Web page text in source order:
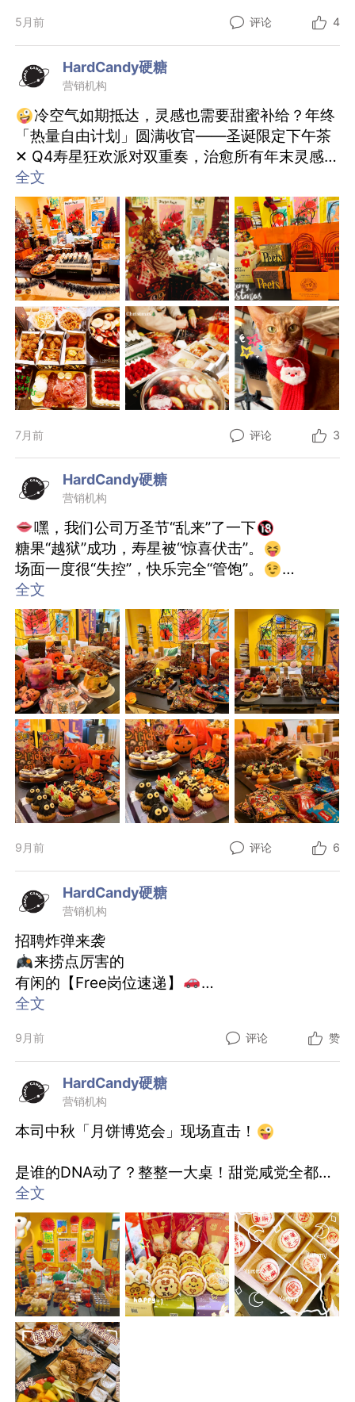
银行卡的余额……嗯，这个得狠狠增值！
5月前 评论 4
HardCandy硬糖
营销机构
冷空气如期抵达，灵感也需要甜蜜补给？年终
「热量自由计划」圆满收官——圣诞限定下午茶
✕ Q4寿星狂欢派对双重奏，治愈所有年末灵感倦
意！
圣诞特调角｜现煮热红酒
香料与果香在锅中缓缓交融，腾起冬日独有的氤
氲芬芳，一杯暖手更暖心，收获满场喜爱。
法兰西奶酪精选拼盘
布里／孔泰／蓝纹，缀以西班牙火腿与萨拉米
——咸香绵密，与热红酒组成这个冬天最迷人的
搭配。
缤纷点心桌
琳琅满目的甜品与小食悄然点亮午后，每一口都
是绽放的笑颜，分享间皆是暖意。
❅ ᗰદ૨૨ʏ ᘓમ૨ıડτന੨ડ
愿我们继续闪耀，也始终安康
有丰富快消经验的AM/SAM，art SAD，GH速来
投递吧
另也欢迎copy base经验丰富的SCW-GH-ACD
大佬前来砸窗哦
全文
7月前 评论 3
HardCandy硬糖
营销机构
嘿，我们公司万圣节“乱来”了一下
糖果“越狱”成功，寿星被“惊喜伏击”。
场面一度很“失控”，快乐完全“管饱”。
糖分和笑声都已超标，创意和温暖从不打烊。
在忙碌的日子里，一起制造一些不寻常的快乐，
就是我们最好的充电方式。
全文
9月前 评论 6
HardCandy硬糖
营销机构
招聘炸弹来袭
来捞点厉害的
有闲的【Free岗位速递】
1️⃣ CD（copy base）：高奢美妆大佬速来！
尔开会～
2️⃣ SCW：social+快消（食品饮料）双修选手！
坐班1-2个月，等你来撩～
求长情的【全职位开放】
2️⃣ AE：retainer经验+网感强，social不掉线
3️⃣ SCW：快消+social玩家，5G冲浪选手+++
4️⃣ SAE-AAM：美妆IMC/campaign老司机
5️⃣ ACD-CD（copy base）：美妆经验大拿，比
稿战绩辉煌
6️⃣ Senior Designer～：美妆经验丰富，有sen
ce，网感好
Base东湖路徐汇区，潮地办公等你来！
欢迎转发及推荐，私聊或点击链接解锁详情！
https://www.digitaling.com/company/jobs/1
全文
9月前 评论 赞
HardCandy硬糖
营销机构
本司中秋「月饼博览会」现场直击！
是谁的DNA动了？整整一大桌！甜党咸党全都给
我休战！
榴莲爆浆、奇异伍仁、麻辣小龙虾、黑松露，和
牛，蟹粉…离谱！好吃到想直接住下！
为满足每一个“吃货”味蕾，终于把这份中秋惊喜
「卷」到了大家面前
这个中秋，愿所有努力奔跑的我们，好事甜甜，
好运圆圆！
全文